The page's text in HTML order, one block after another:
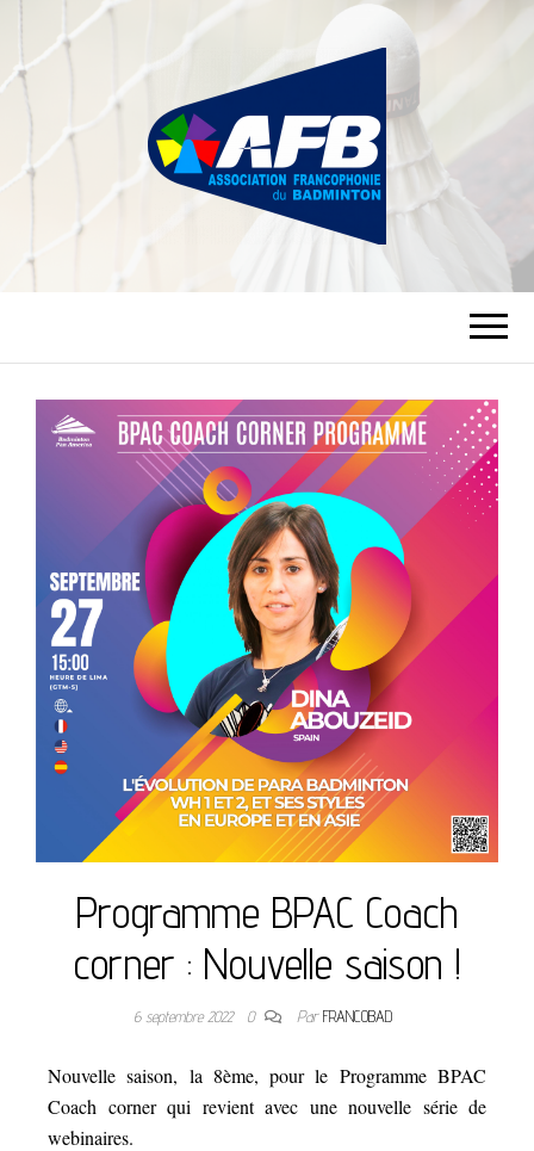
ASSOCIATION
FRANCOPHONIE
DU BADMINTON
Programme BPAC Coach
corner : Nouvelle saison !
6 septembre 2022 0 ParFRANCOBAD
Nouvelle saison, la 8ème, pour le Programme BPAC
Coach corner qui revient avec une nouvelle série de
webinaires.